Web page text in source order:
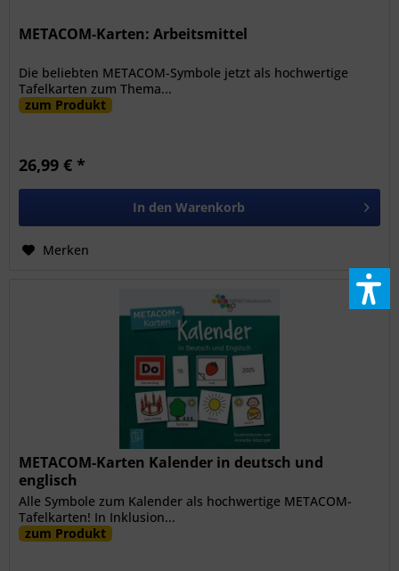
METACOM-Karten: Arbeitsmittel
Die beliebten METACOM-Symbole jetzt als hochwertige
Tafelkarten zum Thema...
zum Produkt
26,99 € *
In den Warenkorb
Merken
METACOM-Karten Kalender in deutsch und
englisch
Alle Symbole zum Kalender als hochwertige METACOM-
Tafelkarten! In Inklusion...
zum Produkt